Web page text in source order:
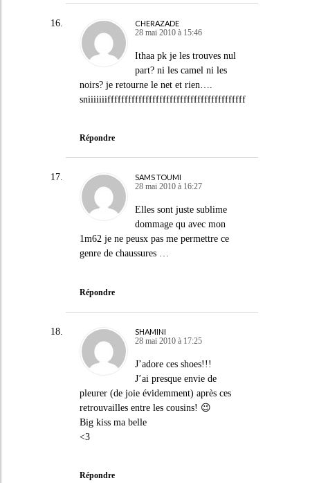
CHERAZADE
28 mai 2010 à 15:46
Ithaa pk je les trouves nul
part? ni les camel ni les
noirs? je retourne le net et rien….
sniiiiiiiffffffffffffffffffffffffffffffffffffffff
Répondre
SAMS TOUMI
28 mai 2010 à 16:27
Elles sont juste sublime
dommage qu avec mon
1m62 je ne peusx pas me permettre ce
genre de chaussures …
Répondre
SHAMINI
28 mai 2010 à 17:25
J’adore ces shoes!!!
J’ai presque envie de
pleurer (de joie évidemment) après ces
retrouvailles entre les cousins! 😉
Big kiss ma belle
<3
Répondre